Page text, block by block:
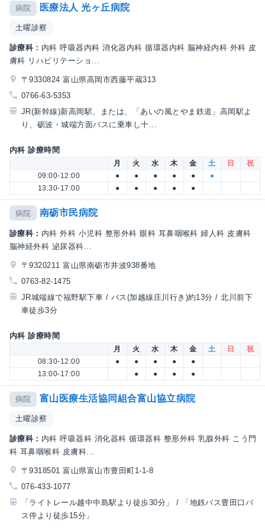
病院 医療法人 光ヶ丘病院
土曜診察
診療科： 内科 呼吸器内科 消化器内科 循環器内科 脳神経内科 外科 皮
膚科 リハビリテーショ...
〒9330824 富山県高岡市西藤平蔵313
0766-63-5353
JR(新幹線)新高岡駅、または、「あいの風とやま鉄道」高岡駅よ
り、砺波・城端方面バスに乗車し十...
内科 診療時間
月 火 水 木 金 土 日
祝
09:00-12:00
● ● ● ● ●
●
13:30-17:00
● ● ● ● ●
病院 南砺市民病院
診療科： 内科 外科 小児科 整形外科 眼科 耳鼻咽喉科 婦人科 皮膚科
脳神経外科 泌尿器科...
〒9320211 富山県南砺市井波938番地
0763-82-1475
JR城端線で福野駅下車 / バス(加越線庄川行き)約13分 / 北川前下
車徒歩3分
内科 診療時間
月 火 水 木 金 土 日
祝
08:30-12:00
● ● ● ●
●
13:00-17:00
● ● ● ●
病院 富山医療生活協同組合富山協立病院
土曜診察
診療科： 内科 呼吸器科 消化器科 循環器科 整形外科 乳腺外科 こう門
科 耳鼻咽喉科 皮膚科...
〒9318501 富山県富山市豊田町1-1-8
076-433-1077
「ライトレール越中中島駅より徒歩30分」 / 「地鉄バス豊田口バ
ス停より徒歩15分」